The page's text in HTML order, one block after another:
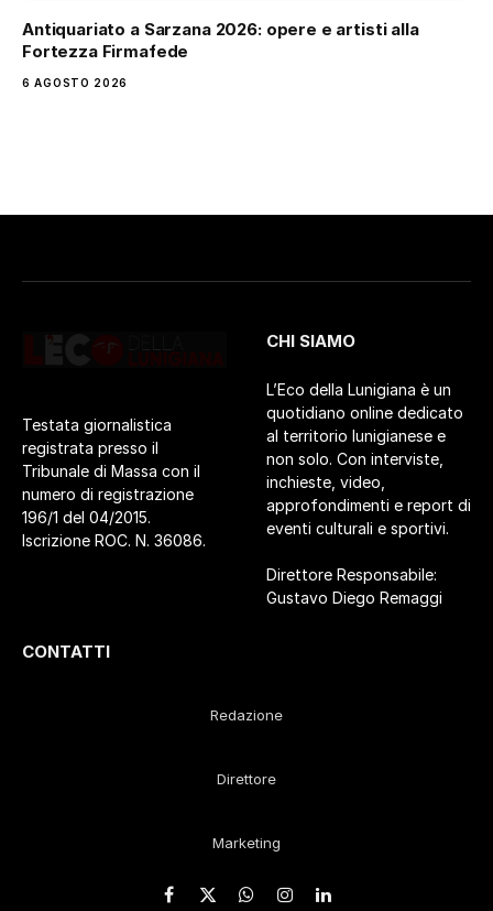
Antiquariato a Sarzana 2026: opere e artisti alla
Fortezza Firmafede
6 AGOSTO 2026
Testata giornalistica
registrata presso il
Tribunale di Massa con il
numero di registrazione
196/1 del 04/2015.
Iscrizione ROC. N. 36086.
CHI SIAMO
L’Eco della Lunigiana è un
quotidiano online dedicato
al territorio lunigianese e
non solo. Con interviste,
inchieste, video,
approfondimenti e report di
eventi culturali e sportivi.
Direttore Responsabile:
Gustavo Diego Remaggi
CONTATTI
Redazione
Direttore
Marketing